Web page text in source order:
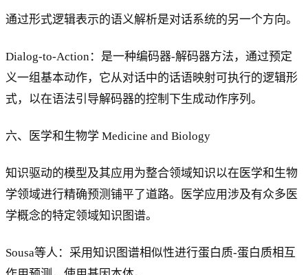
通过形式逻辑表示的语义解析是对话系统的另一个方向。
Dialog-to-Action：是一种编码器-解码器方法，通过预定
义一组基本动作，它从对话中的话语映射可执行的逻辑形
式，以在语法引导解码器的控制下生成动作序列。
六、医学和生物学 Medicine and Biology
知识驱动的模型及其应用为整合领域知识以在医学和生物
学领域进行精确预测铺平了道路。医学应用涉及有众多医
学概念的特定领域知识图谱。
Sousa等人：采用知识图谱相似性进行蛋白质-蛋白质相互